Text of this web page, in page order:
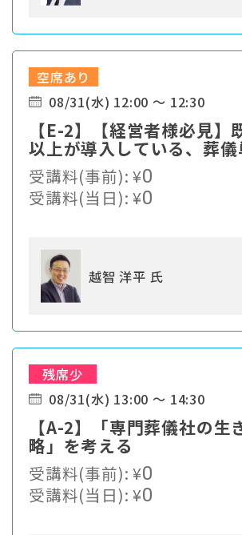
空席あり
08/31(水) 12:00 ～ 12:30
【E-2】【経営者様必見】
以上が導入している、葬
の仕組みをご紹介
受講料(事前):¥0
受講料(当日):¥0
越智 洋平 氏
残席少
08/31(水) 13:00 ～ 14:30
【A-2】「専門葬儀社の生
略」を考える
受講料(事前):¥0
受講料(当日):¥0